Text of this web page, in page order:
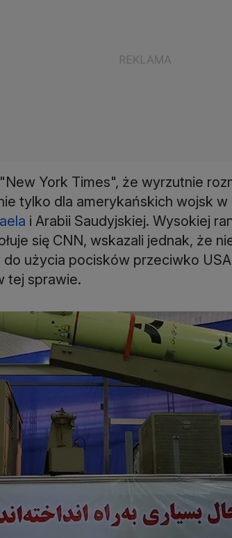
York Times", że wyrzutnie
tylko dla amerykańskich wojsk
i Arabii Saudyjskiej. Wysokiej
się CNN, wskazali jednak, że
użycia pocisków przeciwko
tej sprawie.